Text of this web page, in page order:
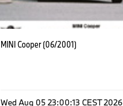
MINI Cooper (06/2001)
Wed Aug 05 23:00:13 CEST 2026